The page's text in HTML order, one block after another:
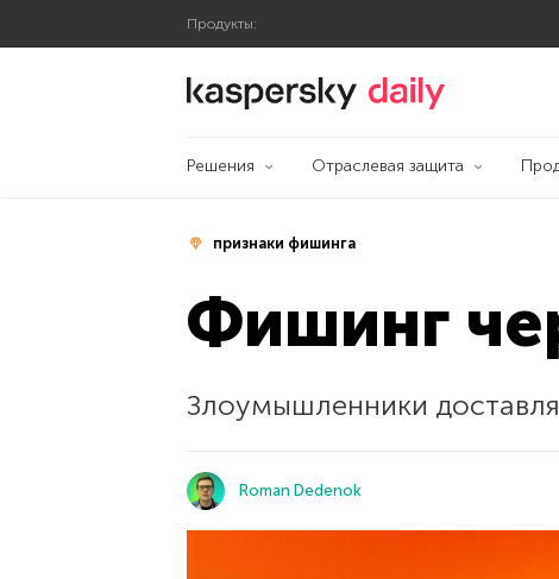
Продукты:
Блог Касперского
Решения Отраслевая защита
признаки фишинга
Фишинг
Злоумышленники
Roman Dedenok